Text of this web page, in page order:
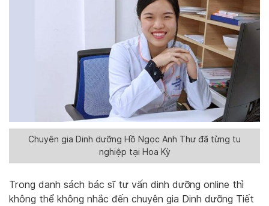
Chuyên gia Dinh dưỡng Hồ Ngọc Anh Thư đã từng tu
nghiệp tại Hoa Kỳ
Trong danh sách bác sĩ tư vấn dinh dưỡng online thì
không thể không nhắc đến chuyên gia Dinh dưỡng Tiết